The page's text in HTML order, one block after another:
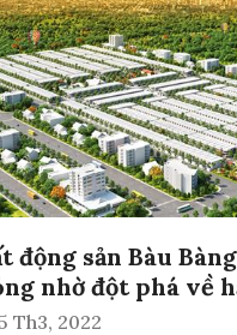
động sản Bàu
nhờ đột phá về
Th3, 2022